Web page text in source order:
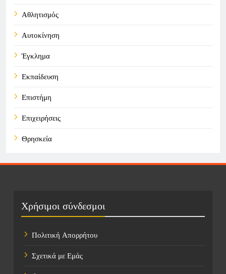
Αθλητισμός
Αυτοκίνηση
Έγκλημα
Εκπαίδευση
Επιστήμη
Επιχειρήσεις
Θρησκεία
Πολιτική
Τοποθεσίες
Χρήσιμοι σύνδεσμοι
Πολιτική Απορρήτου
Σχετικά με Εμάς